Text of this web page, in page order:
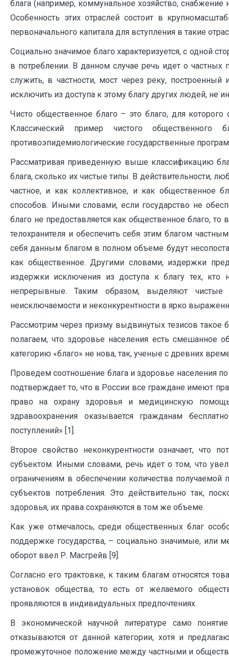
блага (например, коммунальное хозяйство, снабжение
Особенность этих отраслей состоит в
первоначального капитала для вступления в такие
Социально значимое благо характеризуется, с одной
в потреблении. В данном случае речь идет о
служить, в частности, мост через реку,
исключить из доступа к этому благу других людей, не
Чисто общественное благо – это благо, для которого
Классический пример чистого
противоэпидемиологические государственные
Рассматривая приведенную выше классификацию
блага, сколько их чистые типы. В действительности,
частное, и как коллективное, и как общественное
способов. Иными словами, если государство не
благо не предоставляется как общественное благо,
телохранителя и обеспечить себя этим благом
себя данным благом в полном объеме будут
как общественное. Другими словами, издержки
издержки исключения из доступа к благу тех, кто
непрерывные. Таким образом, выделяют
неисключаемости и неконкурентности в ярко
Рассмотрим через призму выдвинутых тезисов
полагаем, что здоровье населения есть смешанное
категорию «благо» не нова, так, ученые с древних
Проведем соотношение блага и здоровье населения
подтверждает то, что в России все граждане имеют
право на охрану здоровья и медицинскую
здравоохранения оказывается гражданам
поступлений» [1].
Второе свойство неконкурентности означает, что
субъектом. Иными словами, речь идет о том, что
ограничениям в обеспечении количества
субъектов потребления. Это действительно так,
здоровья, их права сохраняются в том же объеме.
Как уже отмечалось, среди общественных благ
поддержке государства, – социально значимые, или
оборот ввел Р. Масгрейв [9].
Согласно его трактовке, к таким благам относятся
установок общества, то есть от желаемого
проявляются в индивидуальных предпочтениях.
В экономической научной литературе само
отказываются от данной категории, хотя и
промежуточное положение между частными и